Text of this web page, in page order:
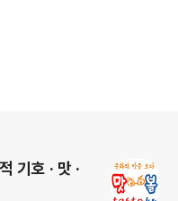
기호 · 맛 ·